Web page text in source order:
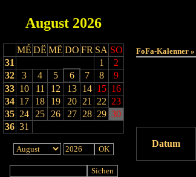
August 2026
MÉ DË MË DO FR SA SO
31
1
2
32
3 4 5 6 7 8
9
33 10 11 12 13 14 15 16
34 17 18 19 20 21 22 23
35 24 25 26 27 28 29 30
36 31
FoFa-Kalenner »
Datum